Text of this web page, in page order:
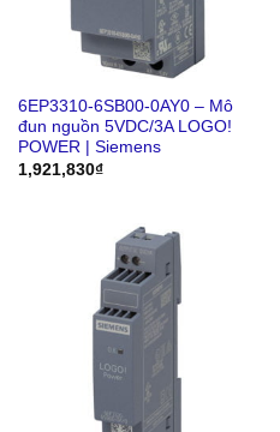
6EP3310-6SB00-0AY0 – Mô
đun nguồn 5VDC/3A LOGO!
POWER | Siemens
1,921,830₫